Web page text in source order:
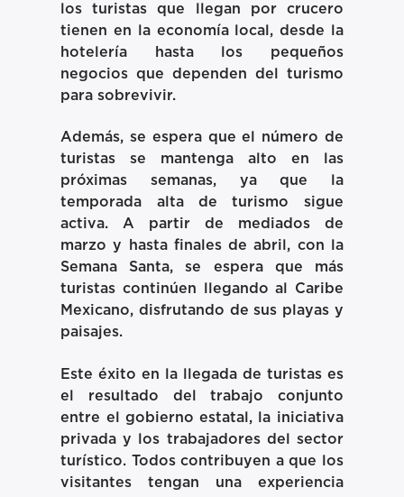
los turistas que llegan por crucero
tienen en la economía local, desde la
hotelería hasta los pequeños
negocios que dependen del turismo
para sobrevivir.
Además, se espera que el número de
turistas se mantenga alto en las
próximas semanas, ya que la
temporada alta de turismo sigue
activa. A partir de mediados de
marzo y hasta finales de abril, con la
Semana Santa, se espera que más
turistas continúen llegando al Caribe
Mexicano, disfrutando de sus playas y
paisajes.
Este éxito en la llegada de turistas es
el resultado del trabajo conjunto
entre el gobierno estatal, la iniciativa
privada y los trabajadores del sector
turístico. Todos contribuyen a que los
visitantes tengan una experiencia